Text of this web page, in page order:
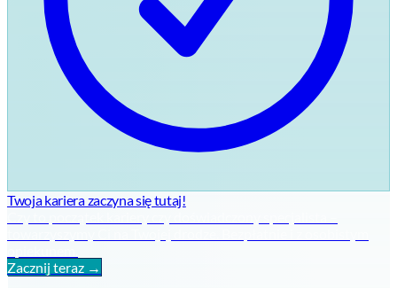
Twoja kariera zaczyna się tutaj!
Zacznij teraz →